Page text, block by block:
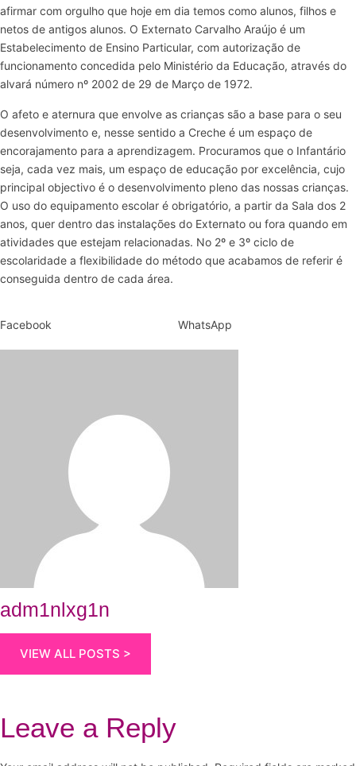
afirmar com orgulho que hoje em dia temos como alunos, filhos e
netos de antigos alunos. O Externato Carvalho Araújo é um
Estabelecimento de Ensino Particular, com autorização de
funcionamento concedida pelo Ministério da Educação, através do
alvará número nº 2002 de 29 de Março de 1972.
O afeto e aternura que envolve as crianças são a base para o seu
desenvolvimento e, nesse sentido a Creche é um espaço de
encorajamento para a aprendizagem. Procuramos que o Infantário
seja, cada vez mais, um espaço de educação por excelência, cujo
principal objectivo é o desenvolvimento pleno das nossas crianças.
O uso do equipamento escolar é obrigatório, a partir da Sala dos 2
anos, quer dentro das instalações do Externato ou fora quando em
atividades que estejam relacionadas. No 2º e 3º ciclo de
escolaridade a flexibilidade do método que acabamos de referir é
conseguida dentro de cada área.
Facebook WhatsApp
adm1nlxg1n
VIEW ALL POSTS >
Leave a Reply